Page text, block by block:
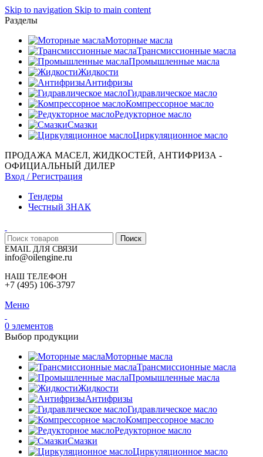
Skip to navigation Skip to main content
Разделы
Моторные масла
Трансмиссионные масла
Промышленные масла
Жидкости
Антифризы
Гидравлическое масло
Компрессорное масло
Редукторное масло
Смазки
Циркуляционное масло
ПРОДАЖА МАСЕЛ, ЖИДКОСТЕЙ, АНТИФРИЗА -
ОФИЦИАЛЬНЫЙ ДИЛЕР
Вход / Регистрация
Тендеры
Честный ЗНАК
Поиск
EMAIL ДЛЯ СВЯЗИ
info@oilengine.ru
НАШ ТЕЛЕФОН
+7 (495) 106-3797
Меню
0 элементов
Выбор продукции
Моторные масла
Трансмиссионные масла
Промышленные масла
Жидкости
Антифризы
Гидравлическое масло
Компрессорное масло
Редукторное масло
Смазки
Циркуляционное масло